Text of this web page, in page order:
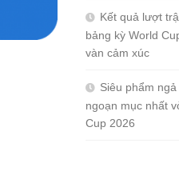
Kết quả lượt
bảng kỳ World
vàn cảm xúc
Siêu phẩm
ngoạn mục nhất
Cup 2026